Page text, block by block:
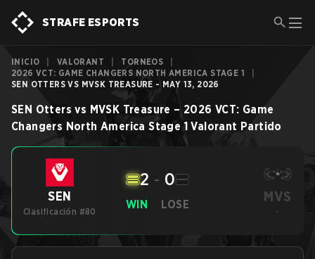
STRAFE ESPORTS
INICIO VALORANT TORNEOS
2026 VCT: GAME CHANGERS NORTH AMERICA STAGE 1
SEN OTTERS VS MVSK TREASURE - MAY 13, 2026
SEN Otters vs MVSK Treasure – 2026 VCT: Game
Changers North America Stage 1 Valorant Partido
SEN
Clasificación #80
WIN
2 - 0
LOSE MVS
-